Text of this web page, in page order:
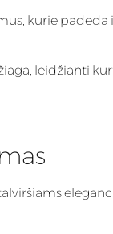
kurie
leidžianti